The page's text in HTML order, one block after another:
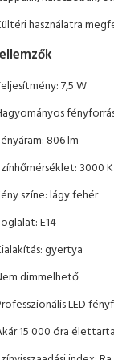
használatra
7,5 W
806 lm
3000 K
színe: lágy fehér
E14
gyertya
dimmelhető
LED
15 000 óra